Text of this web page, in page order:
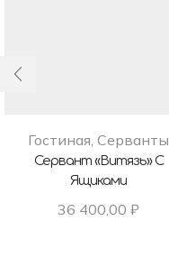
Гостиная, Серванты
Сервант «Витязь» С
Ящиками
36 400,00 ₽